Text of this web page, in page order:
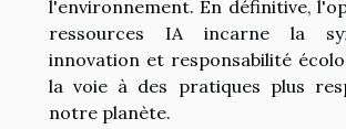
l'environnement. En définitive,
ressources IA incarne la
innovation et responsabilité
la voie à des pratiques plus
notre planète.